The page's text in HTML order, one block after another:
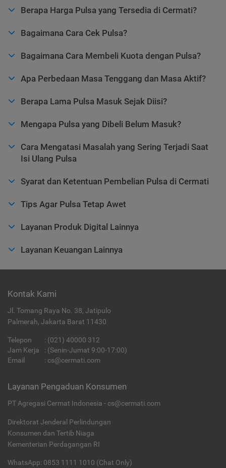
Berapa Harga Pulsa yang Tersedia di Cermati?
Bagaimana Cara Cek Pulsa?
Bagaimana Cara Membeli Kuota dengan Pulsa?
Apa Perbedaan Masa Tenggang dan Masa Aktif?
Berapa Lama Pulsa Masuk Sejak Diisi?
Mengapa Pulsa yang Dibeli Belum Masuk?
Cara Mengatasi Masalah yang Sering Terjadi Saat
Isi Ulang Pulsa
Syarat dan Ketentuan Pembelian Pulsa di Cermati
Tips Agar Pulsa Tetap Awet
Layanan Produk Digital Lainnya
Layanan Keuangan Lainnya
Kontak Kami
Jl. Tomang Raya No. 38, Jatipulo
Palmerah, Jakarta Barat 11430
Telepon : (021) 40000 312
Jam Kerja
: (Senin-Jumat 9:00-17:00)
Email
: cs@cermati.com
Layanan Pengaduan Konsumen
PT Agregasi Cermat Indonesia - cs@cermati.com
Direktorat Jenderal Perlindungan
Konsumen dan Tertib Niaga
Kementerian Perdagangan RI
WhatsApp: 0853 1111 1010 (Chat Only)